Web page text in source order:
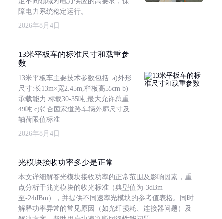
障电力系统稳定运行。
2026年8月4日
13米平板车的标准尺寸和载重参
数
13米平板车主要技术参数包括: a)外形
尺寸:长13m×宽2.45m,栏板高55cm b)
承载能力:标载30-35吨,最大允许总重
49吨 c)符合国家道路车辆外廓尺寸及
轴荷限值标准
2026年8月4日
光模块接收功率多少是正常
本文详细解答光模块接收功率的正常范围及影响因素，重
点分析千兆光模块的收光标准（典型值为-3dBm
至-24dBm），并提供不同速率光模块的参考值表格。同时
解释功率异常的常见原因（如光纤损耗、连接器问题）及